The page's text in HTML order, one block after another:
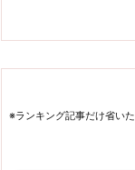
※ランキング記事だけ省いた